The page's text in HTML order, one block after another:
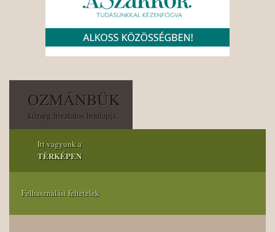
OZMÁNBÜK
község hivatalos honlapja
Itt vagyunk a
TÉRKÉPEN
Felhasználási feltételek